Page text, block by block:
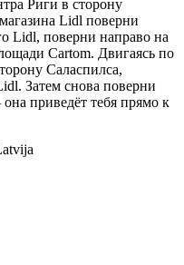
Риги в сторону
Lidl поверни
Lidl, поверни направо на
Cartom. Двигаясь по
Саласпилса,
Затем снова поверни
приведёт тебя прямо к